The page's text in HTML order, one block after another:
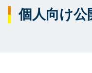
個人向け公